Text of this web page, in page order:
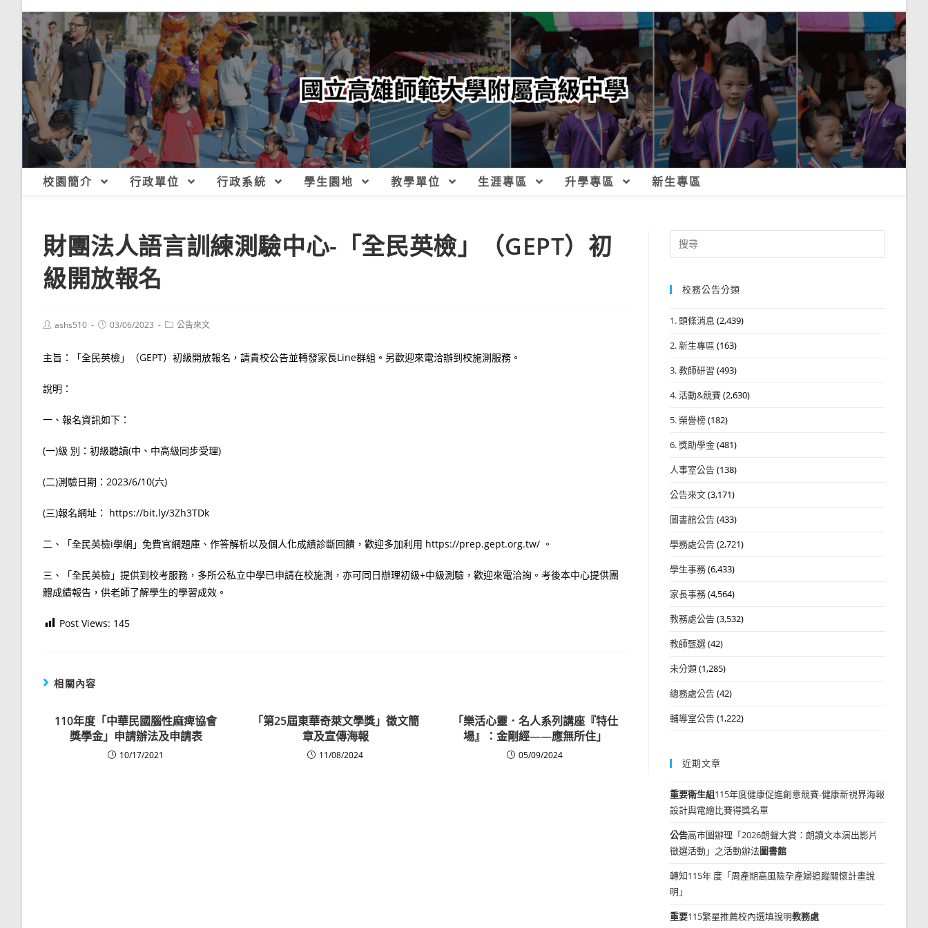
校園簡介 行政單位 行政系統 學生園地 教學單位 生涯專區 升學專區 新生專區
財團法人語言訓練測驗中心-「全民英檢」（GEPT）初
級開放報名
Postashs510
Post03/06/2023
Post公告來文
主旨：「全民英檢」（GEPT）初級開放報名，請貴校公告並轉發家長Line群組。另歡迎來電洽辦到校施測服務。
說明：
一、報名資訊如下：
(一)級 別：初級聽讀(中、中高級同步受理)
(二)測驗日期：2023/6/10(六)
(三)報名網址： https://bit.ly/3Zh3TDk
二、「全民英檢i學網」免費官網題庫、作答解析以及個人化成績診斷回饋，歡迎多加利用 https://prep.gept.org.tw/ 。
三、「全民英檢」提供到校考服務，多所公私立中學已申請在校施測，亦可同日辦理初級+中級測驗，歡迎來電洽詢。考後本中心提供團
體成績報告，供老師了解學生的學習成效。
Post Views: 145
相關內容
110年度「中華民國腦性麻痺協會
獎學金」申請辦法及申請表
10/17/2021
「第25屆東華奇萊文學獎」徵文簡
章及宣傳海報
11/08/2024
「樂活心靈．名人系列講座『特仕
場』：金剛經——應無所住」
05/09/2024
Search
for:
校務公告分類
1. 頭條消息 (2,439)
2. 新生專區 (163)
3. 教師研習 (493)
4. 活動&競賽(2,630)
5. 榮譽榜(182)
6. 獎助學金(481)
人事室公告(138)
公告來文(3,171)
圖書館公告(433)
學務處公告(2,721)
學生事務(6,433)
家長事務(4,564)
教務處公告(3,532)
教師甄選(42)
未分類(1,285)
總務處公告(42)
輔導室公告(1,222)
近期文章
重要衛生組115年度健康促進創意競賽-健康新視界海報
設計與電繪比賽得獎名單
公告高市圖辦理「2026朗聲大賞：朗讀文本演出影片
徵選活動」之活動辦法圖書館
轉知115年 度「周產期高風險孕產婦追蹤關懷計畫說
明」
重要115繁星推薦校內選填說明教務處